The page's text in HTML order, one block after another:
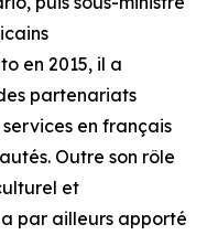
en 2015, il a
partenariats
en français
Outre son rôle
et
par ailleurs apporté